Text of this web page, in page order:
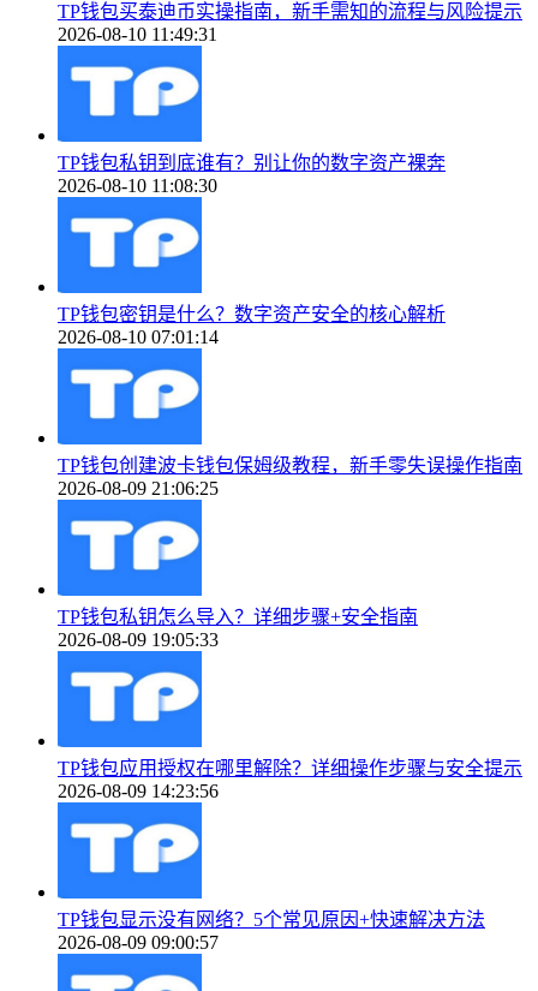
TP钱包买泰迪币实操指南，新手需知的流程与风险提示
2026-08-10 11:49:31
TP钱包私钥到底谁有？别让你的数字资产裸奔
2026-08-10 11:08:30
TP钱包密钥是什么？数字资产安全的核心解析
2026-08-10 07:01:14
TP钱包创建波卡钱包保姆级教程，新手零失误操作指南
2026-08-09 21:06:25
TP钱包私钥怎么导入？详细步骤+安全指南
2026-08-09 19:05:33
TP钱包应用授权在哪里解除？详细操作步骤与安全提示
2026-08-09 14:23:56
TP钱包显示没有网络？5个常见原因+快速解决方法
2026-08-09 09:00:57